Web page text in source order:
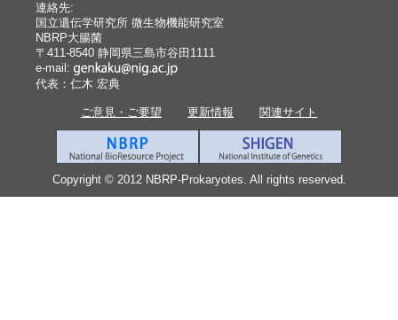
連絡先:
国立遺伝学研究所 微生物機能研究室
NBRP大腸菌
〒411-8540 静岡県三島市谷田1111
e-mail:
代表：仁木 宏典
ご意見・ご要望 更新情報 関連サイト
Copyright © 2012 NBRP-Prokaryotes. All rights reserved.